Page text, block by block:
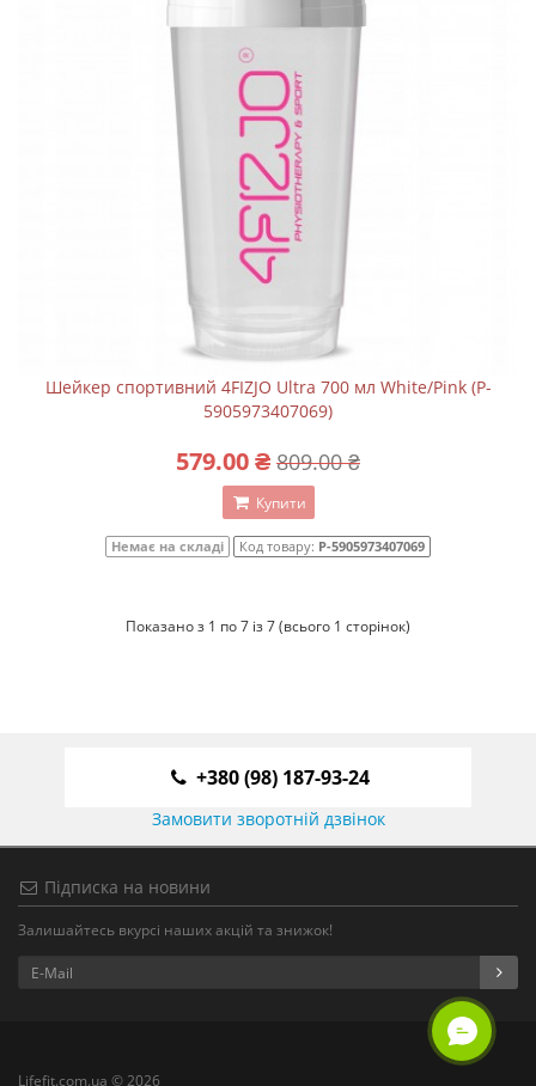
Шейкер спортивний 4FIZJO Ultra 700 мл White/Pink (P-
5905973407069)
579.00 ₴ 809.00 ₴
Купити
Немає на складі Код товару: P-5905973407069
Показано з 1 по 7 із 7 (всього 1 сторінок)
+380 (98) 187-93-24
Замовити зворотній дзвінок
Підписка на новини
Залишайтесь вкурсі наших акцій та знижок!
Lifefit.com.ua © 2026